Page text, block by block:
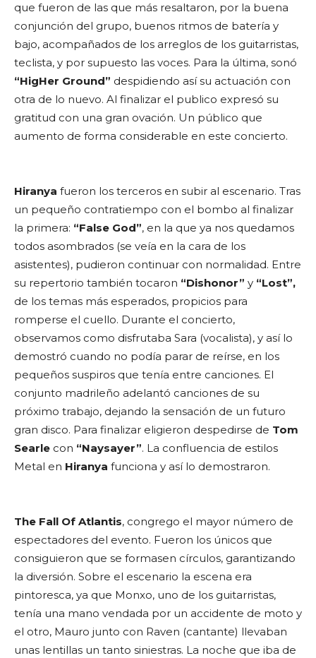
que fueron de las que más resaltaron, por la buena
conjunción del grupo, buenos ritmos de batería y
bajo, acompañados de los arreglos de los guitarristas,
teclista, y por supuesto las voces. Para la última, sonó
“HigHer Ground” despidiendo así su actuación con
otra de lo nuevo. Al finalizar el publico expresó su
gratitud con una gran ovación. Un público que
aumento de forma considerable en este concierto.
Hiranya fueron los terceros en subir al escenario. Tras
un pequeño contratiempo con el bombo al finalizar
la primera: “False God”, en la que ya nos quedamos
todos asombrados (se veía en la cara de los
asistentes), pudieron continuar con normalidad. Entre
su repertorio también tocaron “Dishonor” y “Lost”,
de los temas más esperados, propicios para
romperse el cuello. Durante el concierto,
observamos como disfrutaba Sara (vocalista), y así lo
demostró cuando no podía parar de reírse, en los
pequeños suspiros que tenía entre canciones. El
conjunto madrileño adelantó canciones de su
próximo trabajo, dejando la sensación de un futuro
gran disco. Para finalizar eligieron despedirse de Tom
Searle con “Naysayer”. La confluencia de estilos
Metal en Hiranya funciona y así lo demostraron.
The Fall Of Atlantis, congrego el mayor número de
espectadores del evento. Fueron los únicos que
consiguieron que se formasen círculos, garantizando
la diversión. Sobre el escenario la escena era
pintoresca, ya que Monxo, uno de los guitarristas,
tenía una mano vendada por un accidente de moto y
el otro, Mauro junto con Raven (cantante) llevaban
unas lentillas un tanto siniestras. La noche que iba de